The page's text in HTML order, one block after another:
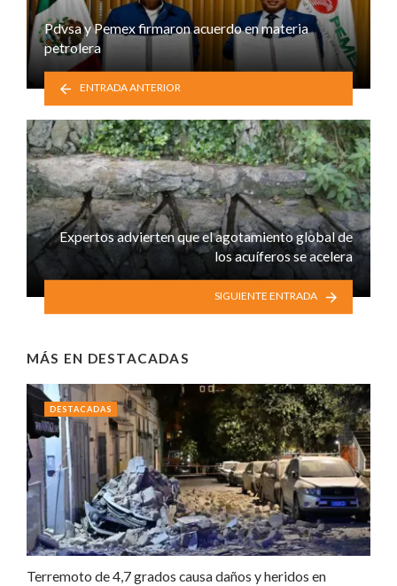
Pdvsa y Pemex firmaron acuerdo en materia
petrolera
ENTRADA ANTERIOR
Expertos advierten que el agotamiento global de
los acuíferos se acelera
SIGUIENTE ENTRADA
MÁS EN DESTACADAS
Terremoto de 4,7 grados causa daños y heridos en
DESTACADAS